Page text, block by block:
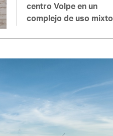
centro Volpe en un
complejo de uso mixto